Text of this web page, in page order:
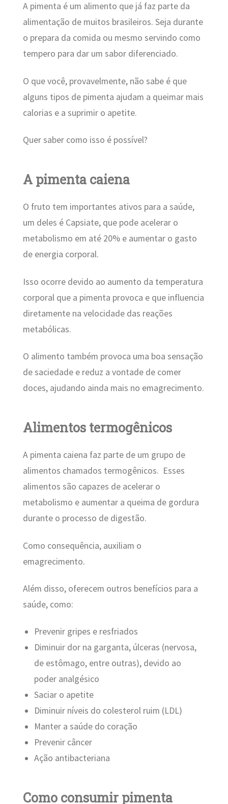
A pimenta é um alimento que já faz parte da
alimentação de muitos brasileiros. Seja durante
o prepara da comida ou mesmo servindo como
tempero para dar um sabor diferenciado.
O que você, provavelmente, não sabe é que
alguns tipos de pimenta ajudam a queimar mais
calorias e a suprimir o apetite.
Quer saber como isso é possível?
A pimenta caiena
O fruto tem importantes ativos para a saúde,
um deles é Capsiate, que pode acelerar o
metabolismo em até 20% e aumentar o gasto
de energia corporal.
Isso ocorre devido ao aumento da temperatura
corporal que a pimenta provoca e que influencia
diretamente na velocidade das reações
metabólicas.
O alimento também provoca uma boa sensação
de saciedade e reduz a vontade de comer
doces, ajudando ainda mais no emagrecimento.
Alimentos termogênicos
A pimenta caiena faz parte de um grupo de
alimentos chamados termogênicos. Esses
alimentos são capazes de acelerar o
metabolismo e aumentar a queima de gordura
durante o processo de digestão.
Como consequência, auxiliam o
emagrecimento.
Além disso, oferecem outros benefícios para a
saúde, como:
Prevenir gripes e resfriados
Diminuir dor na garganta, úlceras (nervosa,
de estômago, entre outras), devido ao
poder analgésico
Saciar o apetite
Diminuir níveis do colesterol ruim (LDL)
Manter a saúde do coração
Prevenir câncer
Ação antibacteriana
Como consumir pimenta